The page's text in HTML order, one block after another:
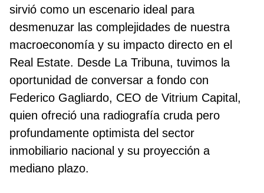
sirvió como un escenario ideal para
desmenuzar las complejidades de nuestra
macroeconomía y su impacto directo en el
Real Estate. Desde La Tribuna, tuvimos la
oportunidad de conversar a fondo con
Federico Gagliardo, CEO de Vitrium Capital,
quien ofreció una radiografía cruda pero
profundamente optimista del sector
inmobiliario nacional y su proyección a
mediano plazo.